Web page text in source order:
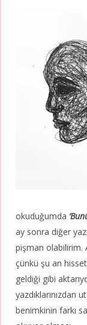
okuduğumda
ay sonra diğer
pişman olabilirim.
çünkü şu an
geldiği gibi
yazdıklarınızdan
benimkinin farkı